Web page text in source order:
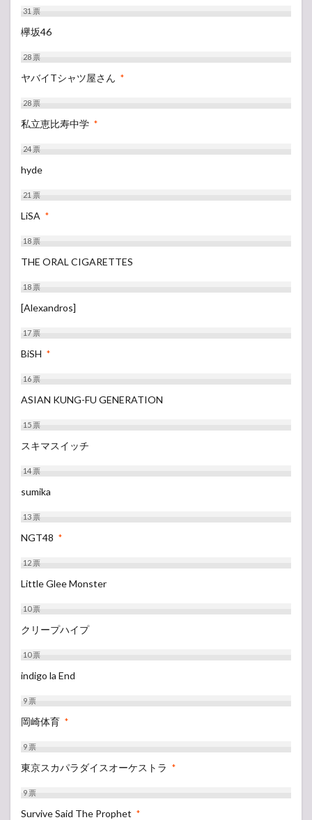
31票
欅坂46
28票
ヤバイTシャツ屋さん *
28票
私立恵比寿中学 *
24票
hyde
21票
LiSA *
18票
THE ORAL CIGARETTES
18票
[Alexandros]
17票
BiSH *
16票
ASIAN KUNG-FU GENERATION
15票
スキマスイッチ
14票
sumika
13票
NGT48 *
12票
Little Glee Monster
10票
クリープハイプ
10票
indigo la End
9票
岡崎体育 *
9票
東京スカパラダイスオーケストラ *
9票
Survive Said The Prophet *